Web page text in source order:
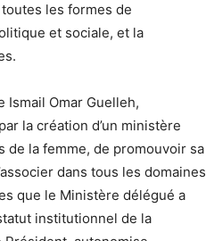
les formes de
et sociale, et la
Ismail Omar Guelleh,
la création d’un ministère
de la femme, de promouvoir sa
dans tous les domaines
que le Ministère délégué a
institutionnel de la